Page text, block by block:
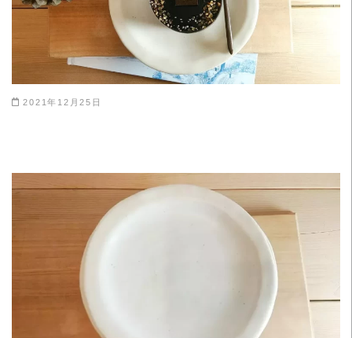
2021年12月25日